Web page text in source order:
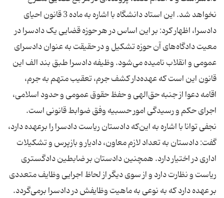
نخواهد شد. این استاد دانشگاه با اشاره به ماده 3 قانون احیای
دادسرا، اظهار کرد: بر این اساس در هر حوزه‌ قضایی یک دادسرا در
معیت دادگاه‌های آن حوزه تشکیل و در حقیقت به عنوان دادسرای
عمومی و انقلاب نامیده می‌شود. وظیفه‌ دادسرا طبق بند الف این
قانون این است که عهده‌دار کشف جرم، تعقیب متهم به جرم،
اقامه‌ دعوا از جنبه‌ حق‌الهی و حفظ حقوق عمومی و حدود اسلامی،
اجرای حکم و رسیدگی امور حسبیه وفق ضوابط قانونی است.
نجفی توانا با اشاره به این‌که دادستان ریاست دادسرا را برعهده دارد،
گفت: دادستان به تعداد لازم معاون، دادیار و بازپرس و تشکیلات
اداری در اختیار دارد. همچنین دادستان بر ضابطین دادگستری
ریاست و نظارت دارد و از سوی دیگر از لحاظ اجرایی وظایف متعددی
بر عهده دارد که به نوعی به ماهیت وظایفش در دادسرا برمی‌گردد.